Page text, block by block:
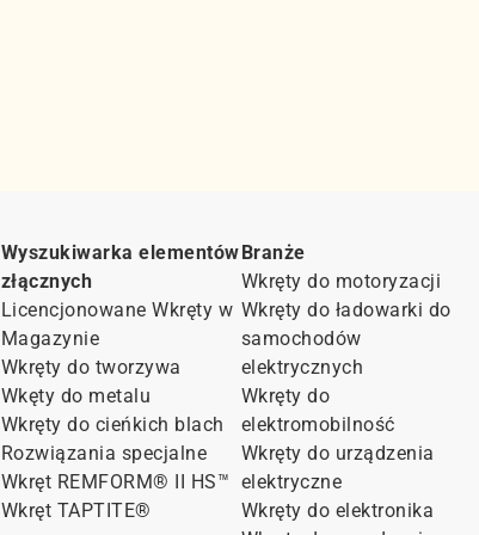
Wyszukiwarka elementów
złącznych
Licencjonowane Wkręty w
Magazynie
Wkręty do tworzywa
Wkęty do metalu
Wkręty do cieńkich blach
Rozwiązania specjalne
Wkręt REMFORM® II HS™
Wkręt TAPTITE®
Branże
Wkręty do motoryzacji
Wkręty do ładowarki do
samochodów
elektrycznych
Wkręty do
elektromobilność
Wkręty do urządzenia
elektryczne
Wkręty do elektronika